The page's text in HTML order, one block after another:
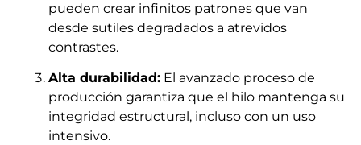
pueden crear infinitos patrones que van
desde sutiles degradados a atrevidos
contrastes.
Alta durabilidad: El avanzado proceso de
producción garantiza que el hilo mantenga su
integridad estructural, incluso con un uso
intensivo.